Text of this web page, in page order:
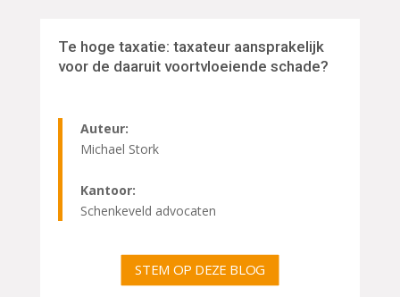
Te hoge taxatie: taxateur aansprakelijk
voor de daaruit voortvloeiende schade?
Auteur:
Michael Stork
Kantoor:
Schenkeveld advocaten
STEM OP DEZE BLOG